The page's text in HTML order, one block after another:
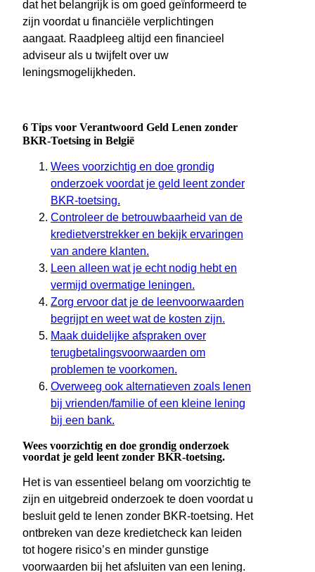
dat het belangrijk is om goed geïnformeerd te
zijn voordat u financiële verplichtingen
aangaat. Raadpleeg altijd een financieel
adviseur als u twijfelt over uw
leningsmogelijkheden.
6 Tips voor Verantwoord Geld Lenen zonder
BKR-Toetsing in België
Wees voorzichtig en doe grondig
onderzoek voordat je geld leent zonder
BKR-toetsing.
Controleer de betrouwbaarheid van de
kredietverstrekker en bekijk ervaringen
van andere klanten.
Leen alleen wat je echt nodig hebt en
vermijd overmatige leningen.
Zorg ervoor dat je de leenvoorwaarden
begrijpt en weet wat de kosten zijn.
Maak duidelijke afspraken over
terugbetalingsvoorwaarden om
problemen te voorkomen.
Overweeg ook alternatieven zoals lenen
bij vrienden/familie of een kleine lening
bij een bank.
Wees voorzichtig en doe grondig onderzoek
voordat je geld leent zonder BKR-toetsing.
Het is van essentieel belang om voorzichtig te
zijn en uitgebreid onderzoek te doen voordat u
besluit geld te lenen zonder BKR-toetsing. Het
ontbreken van deze kredietcheck kan leiden
tot hogere risico’s en minder gunstige
voorwaarden bij het afsluiten van een lening.